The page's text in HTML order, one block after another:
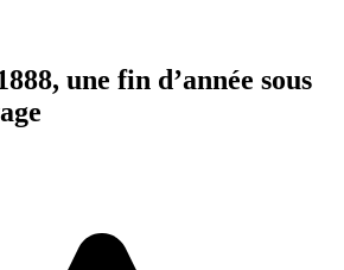
une fin d’année sous